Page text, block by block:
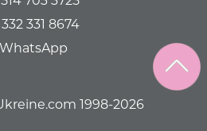
332 331 8674
WhatsApp
1998-2026